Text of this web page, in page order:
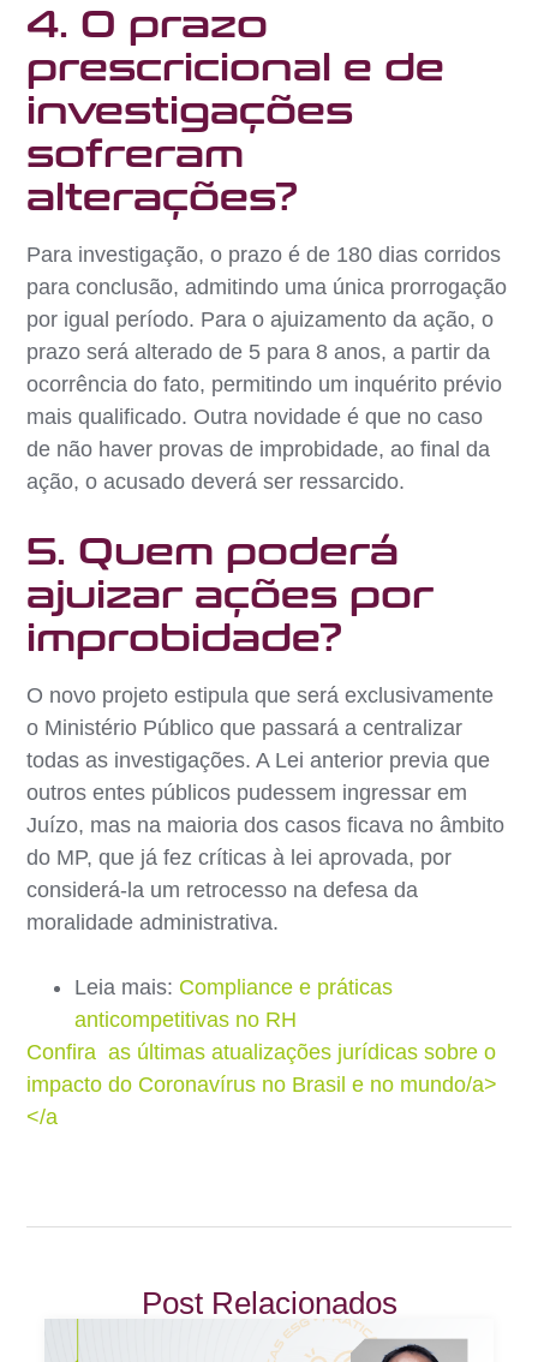
4. O prazo
prescricional e de
investigações
sofreram
alterações?
Para investigação, o prazo é de 180 dias corridos
para conclusão, admitindo uma única prorrogação
por igual período. Para o ajuizamento da ação, o
prazo será alterado de 5 para 8 anos, a partir da
ocorrência do fato, permitindo um inquérito prévio
mais qualificado. Outra novidade é que no caso
de não haver provas de improbidade, ao final da
ação, o acusado deverá ser ressarcido.
5. Quem poderá
ajuizar ações por
improbidade?
O novo projeto estipula que será exclusivamente
o Ministério Público que passará a centralizar
todas as investigações. A Lei anterior previa que
outros entes públicos pudessem ingressar em
Juízo, mas na maioria dos casos ficava no âmbito
do MP, que já fez críticas à lei aprovada, por
considerá-la um retrocesso na defesa da
moralidade administrativa.
Leia mais: Compliance e práticas
anticompetitivas no RH
Confira as últimas atualizações jurídicas sobre o
impacto do Coronavírus no Brasil e no mundo/a>
</a
Post Relacionados